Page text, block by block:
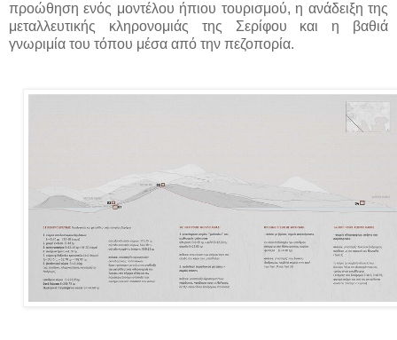
προώθηση ενός μοντέλου ήπιου τουρισμού, η ανάδειξη της
μεταλλευτικής κληρονομιάς της Σερίφου και η βαθιά
γνωριμία του τόπου μέσα από την πεζοπορία.